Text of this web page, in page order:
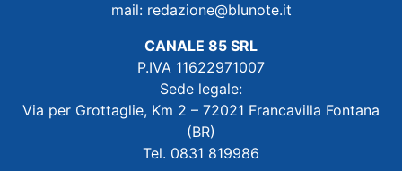
mail: redazione@blunote.it
CANALE 85 SRL
P.IVA 11622971007
Sede legale:
Via per Grottaglie, Km 2 – 72021 Francavilla Fontana
(BR)
Tel. 0831 819986